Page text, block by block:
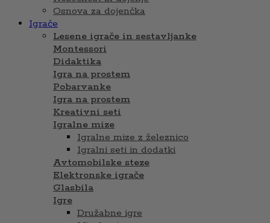
Osnova za dojenčka
Igrače
Lesene igrače in sestavljanke
Montessori
Didaktika
Igra na prostem
Pobarvanke
Igra na prostem
Kreativni seti
Igralne mize
Igralne mize z železnico
Igralni seti in dodatki
Avtomobilske steze
Elektronske igrače
Glasbila
Igre
Družabne igre